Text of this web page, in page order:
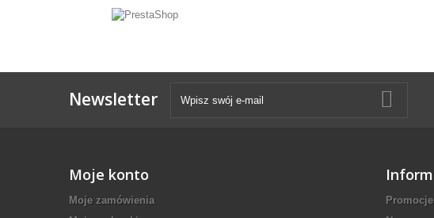
Newsletter
Moje konto
Moje zamówienia
Promocje